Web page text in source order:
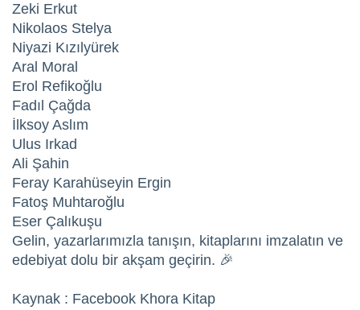
Zeki Erkut
Nikolaos Stelya
Niyazi Kızılyürek
Aral Moral
Erol Refikoğlu
Fadıl Çağda
İlksoy Aslım
Ulus Irkad
Ali Şahin
Feray Karahüseyin Ergin
Fatoş Muhtaroğlu
Eser Çalıkuşu
Gelin, yazarlarımızla tanışın, kitaplarını imzalatın ve
edebiyat dolu bir akşam geçirin. 🎉
Kaynak : Facebook Khora Kitap